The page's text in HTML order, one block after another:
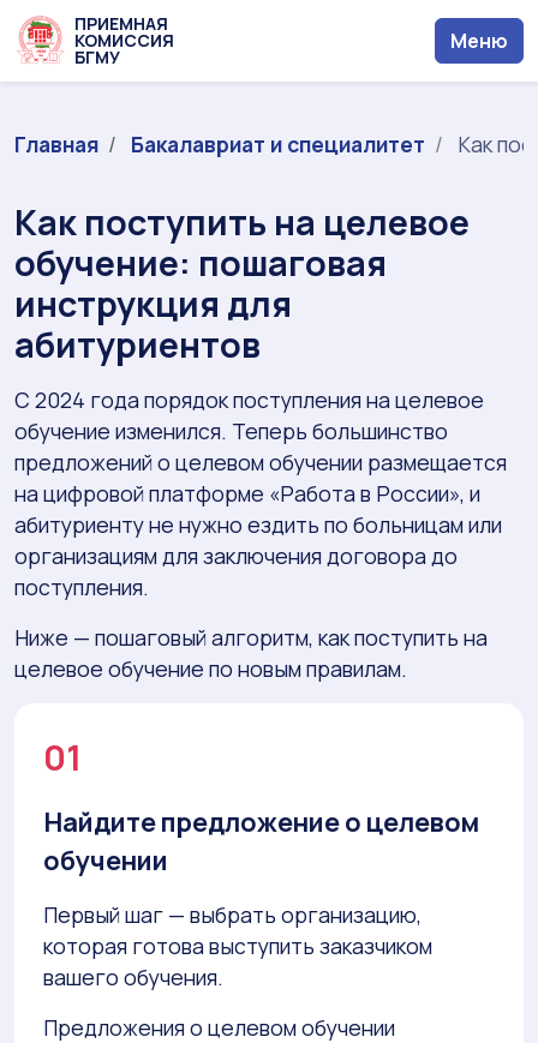
ПРИЕМНАЯ
КОМИССИЯ
БГМУ
Меню
Главная Бакалавриат и специалитет Как
Как поступить на целевое
обучение: пошаговая
инструкция для
абитуриентов
С 2024 года порядок поступления на целевое
обучение изменился. Теперь большинство
предложений о целевом обучении размещается
на цифровой платформе «Работа в России», и
абитуриенту не нужно ездить по больницам или
организациям для заключения договора до
поступления.
Ниже — пошаговый алгоритм, как поступить на
целевое обучение по новым правилам.
01
Найдите предложение о целевом
обучении
Первый шаг — выбрать организацию,
которая готова выступить заказчиком
вашего обучения.
Предложения о целевом обучении